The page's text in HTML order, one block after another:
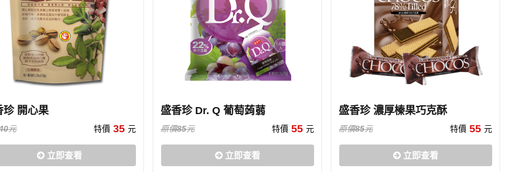
珍 開心果
元 特價 35 元
立即查看
盛香珍 Dr. Q 葡萄蒟蒻
原價85元 特價 55 元
立即查看
盛香珍 濃厚榛果巧克酥
原價85元 特價 55 元
立即查看